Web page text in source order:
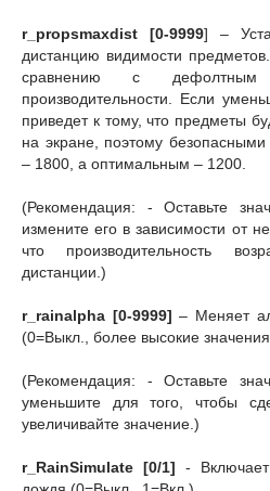
r_propsmaxdist [0-9999] –
дистанцию видимости
сравнению с
производительности. Если
приведет к тому, что предметы
на экране, поэтому
– 1800, а оптимальным – 1200.
(Рекомендация: - Оставьте
измените его в зависимости от
что производительность
дистанции.)
r_rainalpha [0-9999] – Меняет
(0=Выкл., более высокие
(Рекомендация: - Оставьте
уменьшите для того, чтобы
увеличивайте значение.)
r_RainSimulate [0/1] -